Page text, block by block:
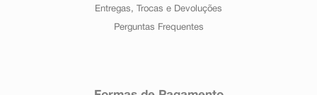
Entregas, Trocas e Devoluções
Perguntas Frequentes